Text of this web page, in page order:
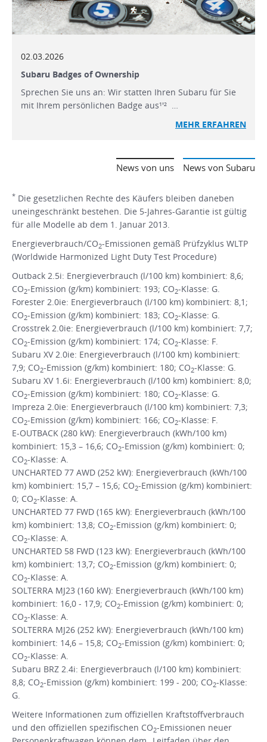
02.03.2026
Subaru Badges of Ownership
Sprechen Sie uns an: Wir statten Ihren Subaru für Sie
mit Ihrem persönlichen Badge aus¹'² …
MEHR ERFAHREN
News von Subaru
News von uns
* Die gesetzlichen Rechte des Käufers bleiben daneben
uneingeschränkt bestehen. Die 5-Jahres-Garantie ist gültig
für alle Modelle ab dem 1. Januar 2013.
Energieverbrauch/CO2-Emissionen gemäß Prüfzyklus WLTP
(Worldwide Harmonized Light Duty Test Procedure)
Outback 2.5i: Energieverbrauch (l/100 km) kombiniert: 8,6;
CO2-Emission (g/km) kombiniert: 193; CO2-Klasse: G.
Forester 2.0ie: Energieverbrauch (l/100 km) kombiniert: 8,1;
CO2-Emission (g/km) kombiniert: 183; CO2-Klasse: G.
Crosstrek 2.0ie: Energieverbrauch (l/100 km) kombiniert: 7,7;
CO2-Emission (g/km) kombiniert: 174; CO2-Klasse: F.
Subaru XV 2.0ie: Energieverbrauch (l/100 km) kombiniert:
7,9; CO2-Emission (g/km) kombiniert: 180; CO2-Klasse: G.
Subaru XV 1.6i: Energieverbrauch (l/100 km) kombiniert: 8,0;
CO2-Emission (g/km) kombiniert: 180; CO2-Klasse: G.
Impreza 2.0ie: Energieverbrauch (l/100 km) kombiniert: 7,3;
CO2-Emission (g/km) kombiniert: 166; CO2-Klasse: F.
E-OUTBACK (280 kW): Energieverbrauch (kWh/100 km)
kombiniert: 15,3 – 16,6; CO2-Emission (g/km) kombiniert: 0;
CO2-Klasse: A.
UNCHARTED 77 AWD (252 kW): Energieverbrauch (kWh/100
km) kombiniert: 15,7 – 15,6; CO2-Emission (g/km) kombiniert:
0; CO2-Klasse: A.
UNCHARTED 77 FWD (165 kW): Energieverbrauch (kWh/100
km) kombiniert: 13,8; CO2-Emission (g/km) kombiniert: 0;
CO2-Klasse: A.
UNCHARTED 58 FWD (123 kW): Energieverbrauch (kWh/100
km) kombiniert: 13,7; CO2-Emission (g/km) kombiniert: 0;
CO2-Klasse: A.
SOLTERRA MJ23 (160 kW): Energieverbrauch (kWh/100 km)
kombiniert: 16,0 - 17,9; CO2-Emission (g/km) kombiniert: 0;
CO2-Klasse: A.
SOLTERRA MJ26 (252 kW): Energieverbrauch (kWh/100 km)
kombiniert: 14,6 – 15,8; CO2-Emission (g/km) kombiniert: 0;
CO2-Klasse: A.
Subaru BRZ 2.4i: Energieverbrauch (l/100 km) kombiniert:
8,8; CO2-Emission (g/km) kombiniert: 199 - 200; CO2-Klasse:
G.
Weitere Informationen zum offiziellen Kraftstoffverbrauch
und den offiziellen spezifischen CO2-Emissionen neuer